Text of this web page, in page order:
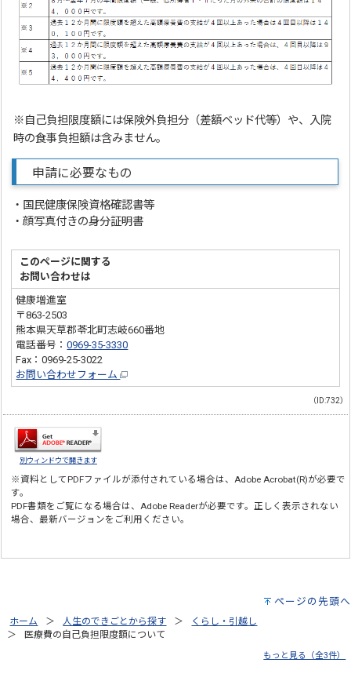
※自己負担限度額には保険外負担分（差額ベッド代等）や、入院
時の食事負担額は含みません。
申請に必要なもの
・国民健康保険資格確認書等
・顔写真付きの身分証明書
このページに関する
お問い合わせは
健康増進室
〒863-2503
熊本県天草郡苓北町志岐660番地
電話番号：0969-35-3330
Fax：0969-25-3022
お問い合わせフォーム
（ID:732）
別ウィンドウで開きます
※資料としてPDFファイルが添付されている場合は、Adobe Acrobat(R)が必要で
す。
PDF書類をご覧になる場合は、Adobe Readerが必要です。正しく表示されない
場合、最新バージョンをご利用ください。
ページの先頭へ
ホーム 人生のできごとから探す
くらし・引越し
医療費の自己負担限度額について
もっと見る（全3件）